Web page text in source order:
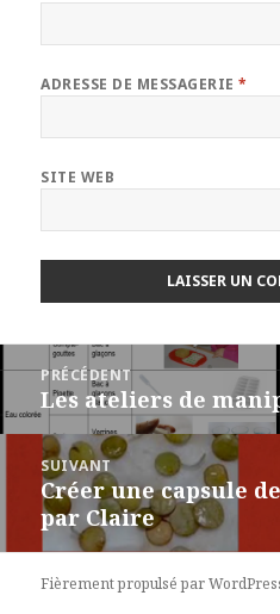
ADRESSE DE MESSAGERIE*
SITE WEB
Navigation
l’article
PRÉCÉDENT
Article
précédent :
Les ateliers de
SUIVANT
Article
suivant :
Créer une capsule
par Claire
Fièrement propulsé par